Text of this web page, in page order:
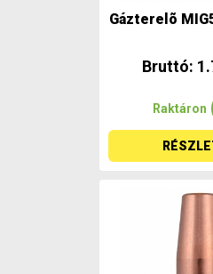
Gázterelõ
Bruttó:
Raktáron